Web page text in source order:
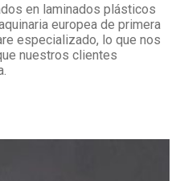
en laminados plásticos
europea de primera
especializado, lo que nos
nuestros clientes